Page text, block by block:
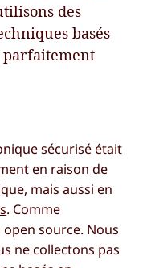
des
basés
parfaitement
sécurisé était
en raison de
mais aussi en
. Comme
source. Nous
ne collectons pas